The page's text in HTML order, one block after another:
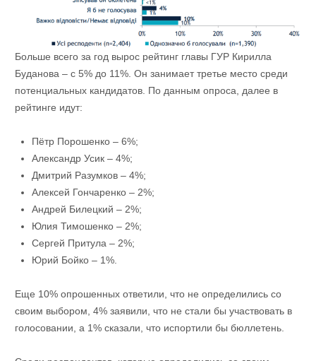
Больше всего за год вырос рейтинг главы ГУР Кирилла
Буданова – с 5% до 11%. Он занимает третье место среди
потенциальных кандидатов. По данным опроса, далее в
рейтинге идут:
Пётр Порошенко – 6%;
Александр Усик – 4%;
Дмитрий Разумков – 4%;
Алексей Гончаренко – 2%;
Андрей Билецкий – 2%;
Юлия Тимошенко – 2%;
Сергей Притула – 2%;
Юрий Бойко – 1%.
Еще 10% опрошенных ответили, что не определились со
своим выбором, 4% заявили, что не стали бы участвовать в
голосовании, а 1% сказали, что испортили бы бюллетень.